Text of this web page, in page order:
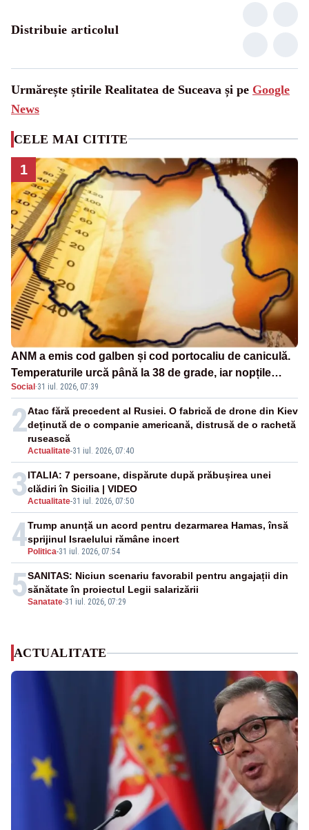
Distribuie articolul
Urmărește știrile Realitatea de Suceava și pe Google
News
CELE MAI CITITE
1
ANM a emis cod galben și cod portocaliu de caniculă.
Temperaturile urcă până la 38 de grade, iar nopțile
devin tropicale
Social ·31 iul. 2026, 07:39
2
Actualitate-31 iul. 2026, 07:40
Atac fără precedent al Rusiei. O fabrică de drone din Kiev
deținută de o companie americană, distrusă de o rachetă
rusească
3Actualitate-31 iul. 2026, 07:50
ITALIA: 7 persoane, dispărute după prăbușirea unei
clădiri în Sicilia | VIDEO
4 Politica-31 iul. 2026, 07:54
Trump anunță un acord pentru dezarmarea Hamas, însă
sprijinul Israelului rămâne incert
5Sanatate-31 iul. 2026, 07:29
SANITAS: Niciun scenariu favorabil pentru angajații din
sănătate în proiectul Legii salarizării
ACTUALITATE